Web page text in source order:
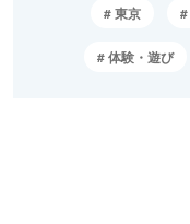
東京
体験・遊び